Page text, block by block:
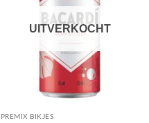
UITVERKOCHT
PREMIX BIKJES